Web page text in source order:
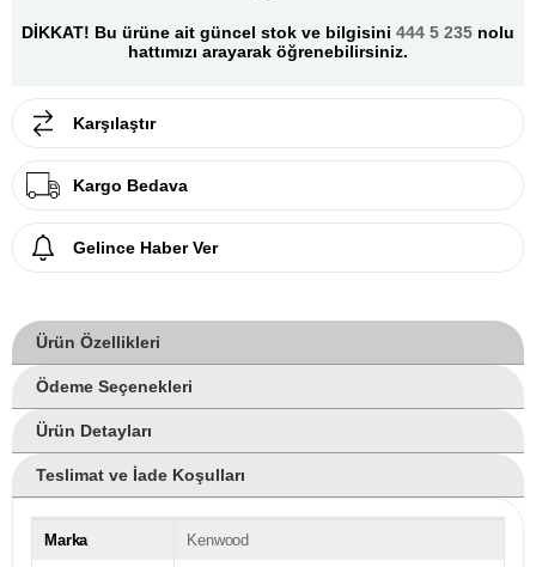
DİKKAT! Bu ürüne ait güncel stok ve bilgisini 444 5 235 nolu
hattımızı arayarak öğrenebilirsiniz.
Karşılaştır
Kargo Bedava
Gelince Haber Ver
Ürün Özellikleri
Ödeme Seçenekleri
Ürün Detayları
Teslimat ve İade Koşulları
Marka Kenwood